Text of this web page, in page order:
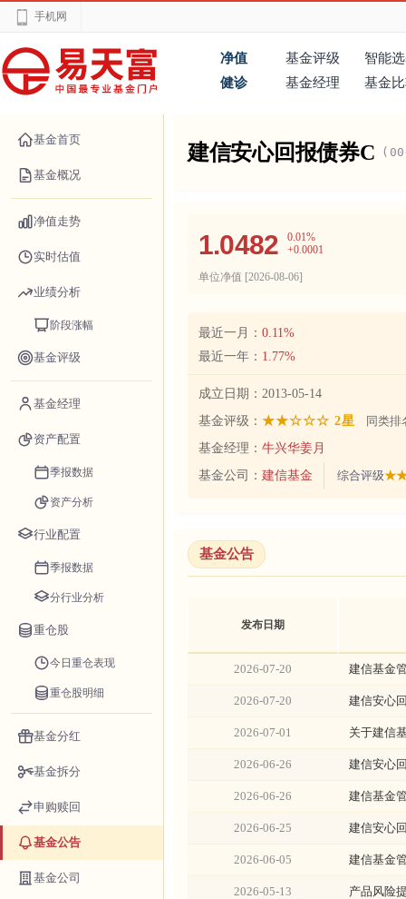
手机网
净值 基金评级
智能
健诊
基金经理 基金
基金首页
基金概况
净值走势
实时估值
业绩分析
阶段涨幅
基金评级
基金经理
资产配置
季报数据
资产分析
行业配置
季报数据
分行业分析
重仓股
今日重仓表现
重仓股明细
基金分红
基金拆分
申购赎回
基金公告
基金公司
建信安心回报债券C
1.0482
0.01%
+0.0001
单位净值 [2026-08-06]
最近一月： 0.11%
最近一年： 1.77%
成立日期： 2013-05-14
基金评级： ★★☆☆☆ 2星
同类排
基金经理： 牛兴华姜月
基金公司： 建信基金 综合评级
基金公告
发布日期
2026-07-20 建信基金
2026-07-20 建信安心
2026-07-01 关于建信
2026-06-26 建信安心
2026-06-26 建信基金
2026-06-25 建信安心
2026-06-05 建信基金
2026-05-13 产品风险